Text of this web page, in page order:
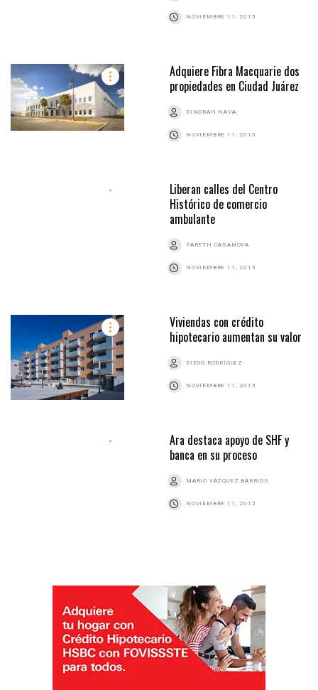
NOVIEMBRE 11, 2015
Adquiere Fibra Macquarie dos
propiedades en Ciudad Juárez
DINORAH NAVA
NOVIEMBRE 11, 2015
Liberan calles del Centro
Histórico de comercio
ambulante
YARETH CASANOVA
NOVIEMBRE 11, 2015
Viviendas con crédito
hipotecario aumentan su valor
DIEGO RODRÍGUEZ
NOVIEMBRE 11, 2015
Ara destaca apoyo de SHF y
banca en su proceso
MARIO VÁZQUEZ BARRIOS
NOVIEMBRE 11, 2015